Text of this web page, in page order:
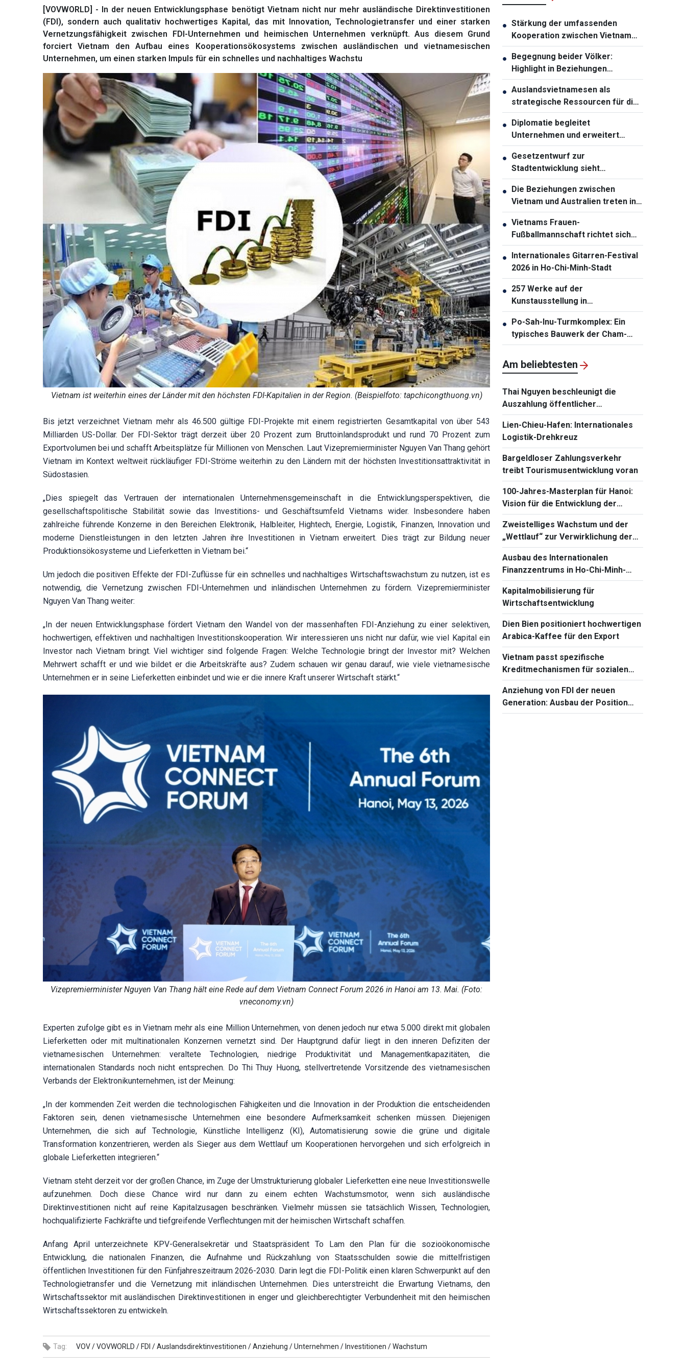
[VOVWORLD] - In der neuen Entwicklungsphase benötigt Vietnam nicht nur mehr ausländische Direktinvestitionen
(FDI), sondern auch qualitativ hochwertiges Kapital, das mit Innovation, Technologietransfer und einer starken
Vernetzungsfähigkeit zwischen FDI-Unternehmen und heimischen Unternehmen verknüpft. Aus diesem Grund
forciert Vietnam den Aufbau eines Kooperationsökosystems zwischen ausländischen und vietnamesischen
Unternehmen, um einen starken Impuls für ein schnelles und nachhaltiges Wachstu
Vietnam ist weiterhin eines der Länder mit den höchsten FDI-Kapitalien in der Region. (Beispielfoto: tapchicongthuong.vn)
Bis jetzt verzeichnet Vietnam mehr als 46.500 gültige FDI-Projekte mit einem registrierten Gesamtkapital von über 543
Milliarden US-Dollar. Der FDI-Sektor trägt derzeit über 20 Prozent zum Bruttoinlandsprodukt und rund 70 Prozent zum
Exportvolumen bei und schafft Arbeitsplätze für Millionen von Menschen. Laut Vizepremierminister Nguyen Van Thang gehört
Vietnam im Kontext weltweit rückläufiger FDI-Ströme weiterhin zu den Ländern mit der höchsten Investitionsattraktivität in
Südostasien.
„Dies spiegelt das Vertrauen der internationalen Unternehmensgemeinschaft in die Entwicklungsperspektiven, die
gesellschaftspolitische Stabilität sowie das Investitions- und Geschäftsumfeld Vietnams wider. Insbesondere haben
zahlreiche führende Konzerne in den Bereichen Elektronik, Halbleiter, Hightech, Energie, Logistik, Finanzen, Innovation und
moderne Dienstleistungen in den letzten Jahren ihre Investitionen in Vietnam erweitert. Dies trägt zur Bildung neuer
Produktionsökosysteme und Lieferketten in Vietnam bei.“
Um jedoch die positiven Effekte der FDI-Zuflüsse für ein schnelles und nachhaltiges Wirtschaftswachstum zu nutzen, ist es
notwendig, die Vernetzung zwischen FDI-Unternehmen und inländischen Unternehmen zu fördern. Vizepremierminister
Nguyen Van Thang weiter:
„In der neuen Entwicklungsphase fördert Vietnam den Wandel von der massenhaften FDI-Anziehung zu einer selektiven,
hochwertigen, effektiven und nachhaltigen Investitionskooperation. Wir interessieren uns nicht nur dafür, wie viel Kapital ein
Investor nach Vietnam bringt. Viel wichtiger sind folgende Fragen: Welche Technologie bringt der Investor mit? Welchen
Mehrwert schafft er und wie bildet er die Arbeitskräfte aus? Zudem schauen wir genau darauf, wie viele vietnamesische
Unternehmen er in seine Lieferketten einbindet und wie er die innere Kraft unserer Wirtschaft stärkt.“
Vizepremierminister Nguyen Van Thang hält eine Rede auf dem Vietnam Connect Forum 2026 in Hanoi am 13. Mai. (Foto:
vneconomy.vn)
Experten zufolge gibt es in Vietnam mehr als eine Million Unternehmen, von denen jedoch nur etwa 5.000 direkt mit globalen
Lieferketten oder mit multinationalen Konzernen vernetzt sind. Der Hauptgrund dafür liegt in den inneren Defiziten der
vietnamesischen Unternehmen: veraltete Technologien, niedrige Produktivität und Managementkapazitäten, die
internationalen Standards noch nicht entsprechen. Do Thi Thuy Huong, stellvertretende Vorsitzende des vietnamesischen
Verbands der Elektronikunternehmen, ist der Meinung:
„In der kommenden Zeit werden die technologischen Fähigkeiten und die Innovation in der Produktion die entscheidenden
Faktoren sein, denen vietnamesische Unternehmen eine besondere Aufmerksamkeit schenken müssen. Diejenigen
Unternehmen, die sich auf Technologie, Künstliche Intelligenz (KI), Automatisierung sowie die grüne und digitale
Transformation konzentrieren, werden als Sieger aus dem Wettlauf um Kooperationen hervorgehen und sich erfolgreich in
globale Lieferketten integrieren.“
Vietnam steht derzeit vor der großen Chance, im Zuge der Umstrukturierung globaler Lieferketten eine neue Investitionswelle
aufzunehmen. Doch diese Chance wird nur dann zu einem echten Wachstumsmotor, wenn sich ausländische
Direktinvestitionen nicht auf reine Kapitalzusagen beschränken. Vielmehr müssen sie tatsächlich Wissen, Technologien,
hochqualifizierte Fachkräfte und tiefgreifende Verflechtungen mit der heimischen Wirtschaft schaffen.
Anfang April unterzeichnete KPV-Generalsekretär und Staatspräsident To Lam den Plan für die sozioökonomische
Entwicklung, die nationalen Finanzen, die Aufnahme und Rückzahlung von Staatsschulden sowie die mittelfristigen
öffentlichen Investitionen für den Fünfjahreszeitraum 2026-2030. Darin legt die FDI-Politik einen klaren Schwerpunkt auf den
Technologietransfer und die Vernetzung mit inländischen Unternehmen. Dies unterstreicht die Erwartung Vietnams, den
Wirtschaftssektor mit ausländischen Direktinvestitionen in enger und gleichberechtigter Verbundenheit mit den heimischen
Wirtschaftssektoren zu entwickeln.
Tag: VOV /VOVWORLD / FDI /Auslandsdirektinvestitionen /Anziehung /Unternehmen / Investitionen /Wachstum
● Stärkung der umfassenden
Kooperation zwischen Vietnam
und Thailand
● Begegnung beider Völker:
Highlight in Beziehungen
zwischen Vietnam und Australien
● Auslandsvietnamesen als
strategische Ressourcen für die
Entwicklung des Landes
● Diplomatie begleitet
Unternehmen und erweitert
Entwicklungsräume Vietnams
● Gesetzentwurf zur
Stadtentwicklung sieht
weitreichende
Sondermechanismen für Ho-Chi-
Minh-Stadt vor
● Die Beziehungen zwischen
Vietnam und Australien treten in
eine neue Entwicklungsphase ein
● Vietnams Frauen-
Fußballmannschaft richtet sich
auf ASIAD 20
● Internationales Gitarren-Festival
2026 in Ho-Chi-Minh-Stadt
● 257 Werke auf der
Kunstausstellung in
Südzentralvietnam vorgestellt
● Po-Sah-Inu-Turmkomplex: Ein
typisches Bauwerk der Cham-
Architektur in der Provinz Lam
Dong
Am beliebtesten
Thai Nguyen beschleunigt die
Auszahlung öffentlicher
Investitionen
Lien-Chieu-Hafen: Internationales
Logistik-Drehkreuz
Bargeldloser Zahlungsverkehr
treibt Tourismusentwicklung voran
100-Jahres-Masterplan für Hanoi:
Vision für die Entwicklung der
Hauptstadt
Zweistelliges Wachstum und der
„Wettlauf“ zur Verwirklichung der
Ziele
Ausbau des Internationalen
Finanzzentrums in Ho-Chi-Minh-
Stadt für Kapitalbeschaffung
Kapitalmobilisierung für
Wirtschaftsentwicklung
Dien Bien positioniert hochwertigen
Arabica-Kaffee für den Export
Vietnam passt spezifische
Kreditmechanismen für sozialen
Wohnungsbau und Industriezonen
an
Anziehung von FDI der neuen
Generation: Ausbau der Position
Vietnams in der globalen